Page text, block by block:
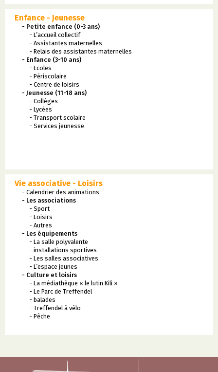
Enfance - Jeunesse
- Petite enfance (0-3 ans)
- L’accueil collectif
- Assistantes maternelles
- Relais des assistantes maternelles
- Enfance (3-10 ans)
- Ecoles
- Périscolaire
- Centre de loisirs
- Jeunesse (11-18 ans)
- Collèges
- Lycées
- Transport scolaire
- Services jeunesse
Vie associative - Loisirs
- Calendrier des animations
- Les associations
- Sport
- Loisirs
- Autres
- Les équipements
- La salle polyvalente
- installations sportives
- Les salles associatives
- L’espace jeunes
- Culture et loisirs
- La médiathèque « le lutin Kili »
- Le Parc de Treffendel
- balades
- Treffendel à vélo
- Pêche